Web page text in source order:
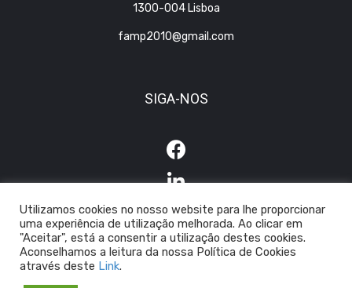
1300-004 Lisboa
famp2010@gmail.com
SIGA-NOS
© 2026 FAMP | Política de Privacidade
Utilizamos cookies no nosso website para lhe proporcionar
uma experiência de utilização melhorada. Ao clicar em
"Aceitar", está a consentir a utilização destes cookies.
Aconselhamos a leitura da nossa Política de Cookies
através deste Link.